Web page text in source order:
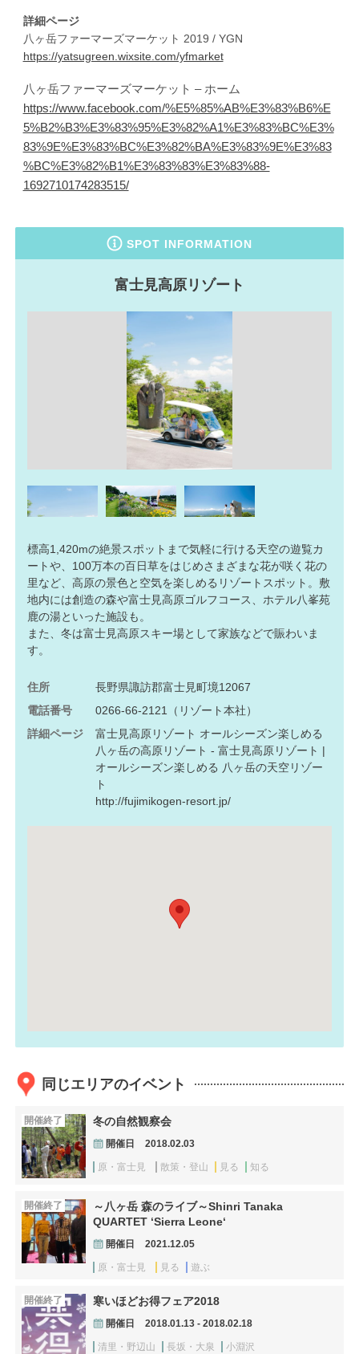
詳細ページ
八ヶ岳ファーマーズマーケット 2019 / YGN
https://yatsugreen.wixsite.com/yfmarket
八ヶ岳ファーマーズマーケット – ホーム
https://www.facebook.com/%E5%85%AB%E3%83%B6%E
5%B2%B3%E3%83%95%E3%82%A1%E3%83%BC%E3%
83%9E%E3%83%BC%E3%82%BA%E3%83%9E%E3%83
%BC%E3%82%B1%E3%83%83%E3%83%88-
1692710174283515/
SPOT INFORMATION
富士見高原リゾート
標高1,420mの絶景スポットまで気軽に行ける天空の遊覧カ
ートや、100万本の百日草をはじめさまざまな花が咲く花の
里など、高原の景色と空気を楽しめるリゾートスポット。敷
地内には創造の森や富士見高原ゴルフコース、ホテル八峯苑
鹿の湯といった施設も。
また、冬は富士見高原スキー場として家族などで賑わいま
す。
住所
長野県諏訪郡富士見町境12067
電話番号
0266-66-2121
（リゾート本社）
詳細ページ
富士見高原リゾート オールシーズン楽しめる
八ヶ岳の高原リゾート - 富士見高原リゾート |
オールシーズン楽しめる 八ヶ岳の天空リゾー
ト
http://fujimikogen-resort.jp/
同じエリアのイベント
開催終了 冬の自然観察会
開催日 2018.02.03
原・富士見 散策・登山 見る 知る
開催終了
～八ヶ岳 森のライブ～Shinri Tanaka
QUARTET ‘Sierra Leone‘
開催日 2021.12.05
原・富士見 見る 遊ぶ
開催終了 寒いほどお得フェア2018
開催日 2018.01.13 - 2018.02.18
清里・野辺山 長坂・大泉
小淵沢